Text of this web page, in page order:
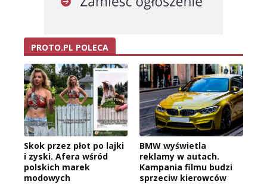
PROTO.PL POLECA
Skok przez płot po lajki
i zyski. Afera wśród
polskich marek
modowych
BMW wyświetla
reklamy w autach.
Kampania filmu budzi
sprzeciw kierowców